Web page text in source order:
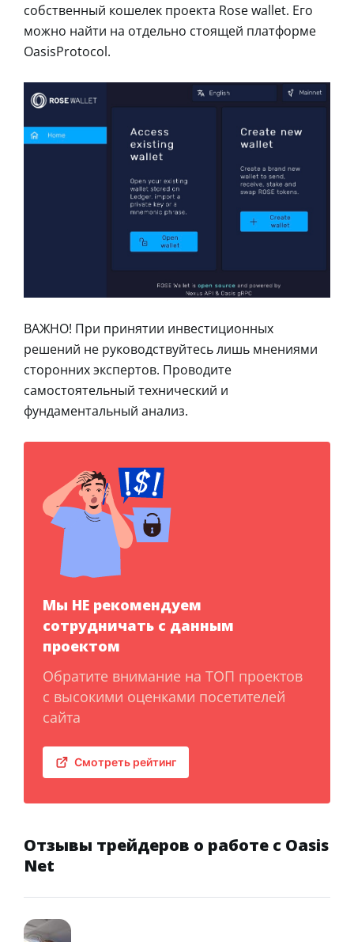
собственный кошелек проекта Rose wallet. Его
можно найти на отдельно стоящей платформе
OasisProtocol.
ВАЖНО! При принятии инвестиционных
решений не руководствуйтесь лишь мнениями
сторонних экспертов. Проводите
самостоятельный технический и
фундаментальный анализ.
Мы НЕ рекомендуем
сотрудничать с данным
проектом
Обратите внимание на ТОП проектов
с высокими оценками посетителей
сайта
Смотреть рейтинг
Отзывы трейдеров о работе с Oasis
Net